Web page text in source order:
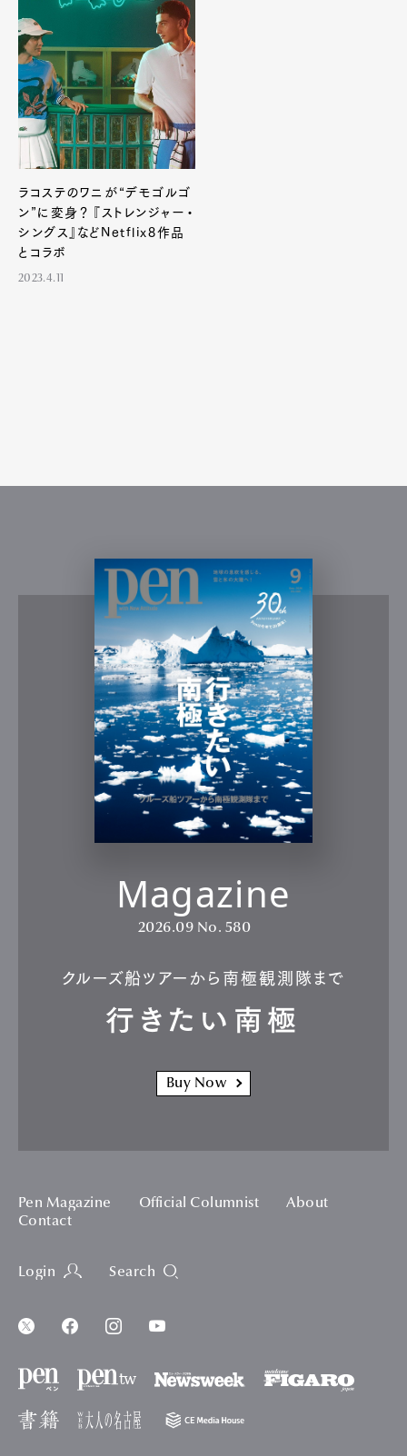
Watch
Product Culture
Pen Membership
Official Columnist
Contact
ラコステのワニが“デモゴルゴ
ン”に変身？ 『ストレンジャー・
シングス』などNetflix8作品
とコラボ
2023.4.11
Magazine
2026.09 No. 580
クルーズ船ツアーから南極観測隊まで
行きたい南極
Buy Now
Pen Magazine Official Columnist
About
Contact
Login Search